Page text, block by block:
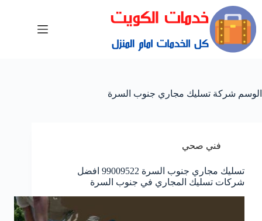
الوسم شركة تسليك مجاري جنوب السرة
فني صحي
تسليك مجاري جنوب السرة 99009522 افضل
شركات تسليك المجاري في جنوب السرة